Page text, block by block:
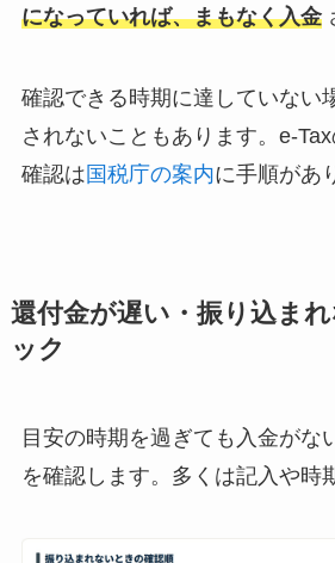
になっていれば、まもなく入金
確認できる時期に達していない
されないこともあります。e-
確認は国税庁の案内に手順があ
還付金が遅い・振り込ま
ック
目安の時期を過ぎても入金がな
を確認します。多くは記入や時